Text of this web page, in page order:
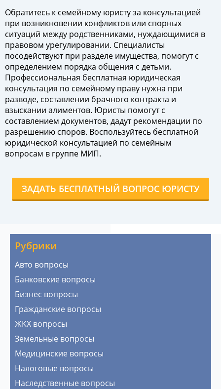
Обратитесь к семейному юристу за консультацией
при возникновении конфликтов или спорных
ситуаций между родственниками, нуждающимися в
правовом урегулировании. Специалисты
посодействуют при разделе имущества, помогут с
определением порядка общения с детьми.
Профессиональная бесплатная юридическая
консультация по семейному праву нужна при
разводе, составлении брачного контракта и
взыскании алиментов. Юристы помогут с
составлением документов, дадут рекомендации по
разрешению споров. Воспользуйтесь бесплатной
юридической консультацией по семейным
вопросам в группе МИП.
ЗАДАТЬ БЕСПЛАТНЫЙ ВОПРОС ЮРИСТУ
Рубрики
Авто вопросы
Банковские вопросы
Бизнес вопросы
Гражданские вопросы
ЖКХ вопросы
Земельные вопросы
Медицинские вопросы
Налоговые вопросы
Наследственные вопросы